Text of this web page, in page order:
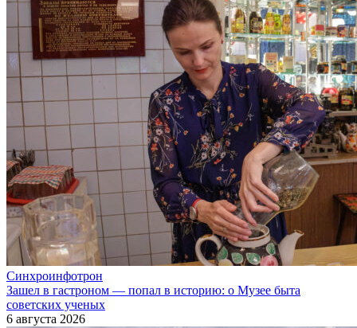
Синхроинфотрон
Зашел в гастроном — попал в историю: о Музее быта
советских ученых
6 августа 2026